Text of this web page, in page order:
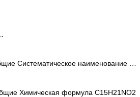
Систематическое наименование …
Химическая формула C15H21NO2